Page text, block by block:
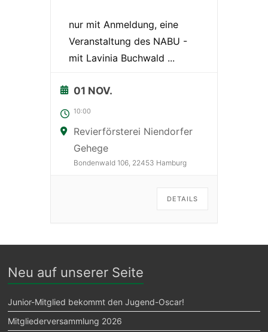
nur mit Anmeldung, eine
Veranstaltung des NABU -
mit Lavinia Buchwald ...
01 NOV.
10:00
Revierförsterei Niendorfer
Gehege
Bondenwald 106, 22453 Hamburg
DETAILS
Neu auf unserer Seite
Junior-Mitglied bekommt den Jugend-Oscar!
Mitgliederversammlung 2026